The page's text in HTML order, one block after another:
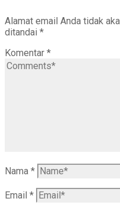
Alamat email Anda tidak
ditandai *
Komentar *
Nama *
Email *